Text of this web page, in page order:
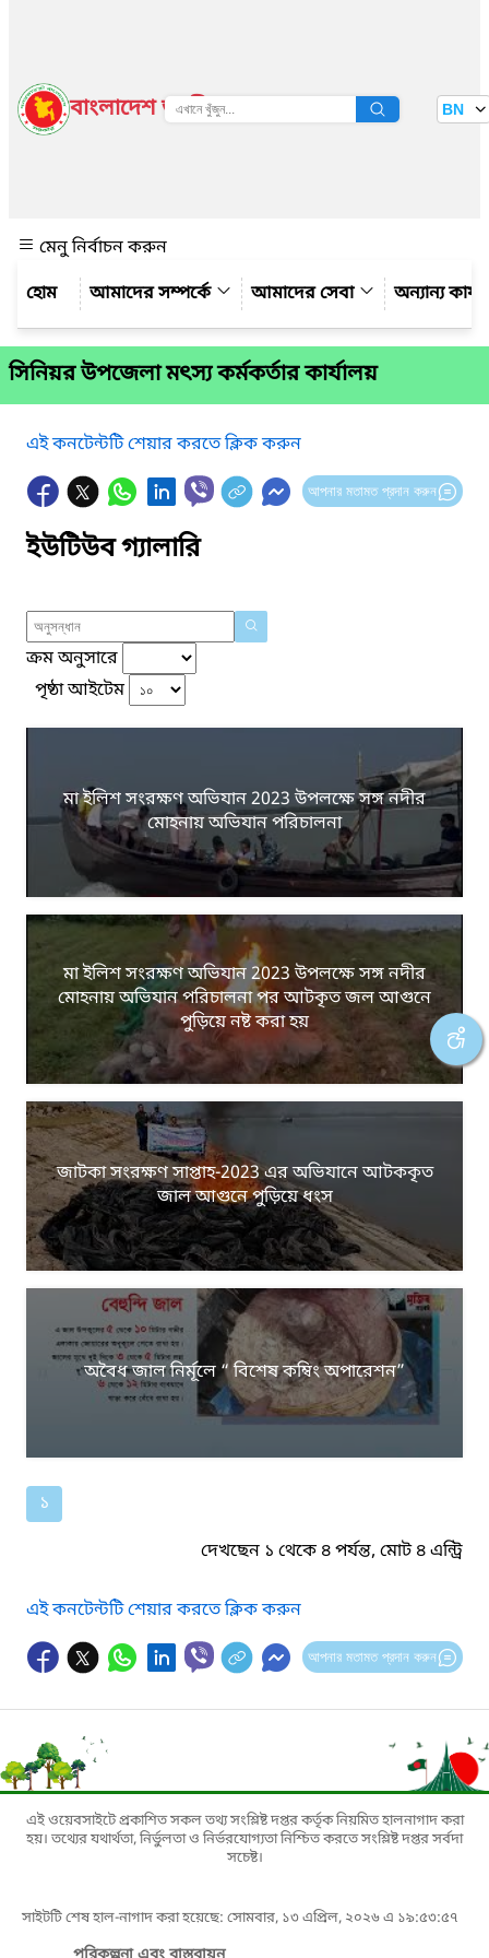
বাংলাদেশ জাতীয় তথ্য বাতায়ন BN
মেনু নির্বাচন করুন
আমাদের সম্পর্কে
আমাদের সেবা অন্যান্য
সিনিয়র উপজেলা মৎস্য কর্মকর্তার কার্যালয়
এই কনটেন্টটি শেয়ার করতে ক্লিক করুন
আপনার মতামত প্রদান করুন
ইউটিউব গ্যালারি
ক্রম অনুসারে
পৃষ্ঠা আইটেম
মা ইলিশ সংরক্ষণ অভিযান 2023 উপলক্ষে সঙ্গ নদীর
মোহনায় অভিযান পরিচালনা
মা ইলিশ সংরক্ষণ অভিযান 2023 উপলক্ষে সঙ্গ নদীর
মোহনায় অভিযান পরিচালনা পর আটকৃত জল আগুনে
পুড়িয়ে নষ্ট করা হয়
জাটকা সংরক্ষণ সাপ্তাহ-2023 এর অভিযানে আটককৃত
জাল আগুনে পুড়িয়ে ধংস
অবৈধ জাল নির্মূলে “ বিশেষ কম্বিং অপারেশন”
১
দেখছেন ১ থেকে ৪ পর্যন্ত, মোট ৪ এন্ট্রি
এই কনটেন্টটি শেয়ার করতে ক্লিক করুন
আপনার মতামত প্রদান করুন
এই ওয়েবসাইটে প্রকাশিত সকল তথ্য সংশ্লিষ্ট দপ্তর কর্তৃক নিয়মিত হালনাগাদ করা
হয়। তথ্যের যথার্থতা, নির্ভুলতা ও নির্ভরযোগ্যতা নিশ্চিত করতে সংশ্লিষ্ট দপ্তর সর্বদা
সচেষ্ট।
সাইটটি শেষ হাল-নাগাদ করা হয়েছে: সোমবার, ১৩ এপ্রিল, ২০২৬ এ ১৯:৫৩:৫৭